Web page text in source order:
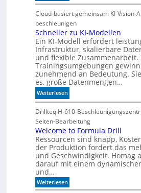
S
I
-
I
n
d
e
x
u
f
P
l
a
t
z
1
i
l
i
t
ä
t
W
e
n
n
d
i
e
K
I
m
i
t
d
e
n
k
t
Cloud-basiert gemeinsam KI-Vision-
beschleunigen
Schneller zu KI-Modellen
Ein KI-Modell erfordert
Infrastruktur, skalierbare
und flexible Zusammenarbeit.
Trainingsumgebungen
zunehmend an Bedeutung.
es, große Datenmengen…
Weiterlesen:
S
c
h
n
e
l
l
e
z
Drillteq H-610-
Seiten-Bearbeitung
Welcome to Formula Drill
Ressourcen sind knapp,
der Produktion fordert das
und Geschwindigkeit. Homag
darauf mit einem
und…
Weiterlesen:
W